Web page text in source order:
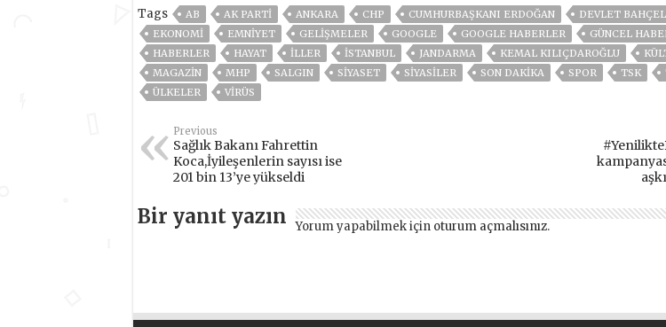
Tags AB AK PARTİ ANKARA CHP CUMHURBAŞKANI ERDOĞAN DEVLET
EKONOMİ
EMNİYET GELIŞMELER GOOGLE GOOGLE HABERLER GÜNCEL
HABERLER
HAYAT İLLER ISTANBUL JANDARMA KEMAL KILIÇDAROĞLU
MAGAZİN
MHP SALGIN SİYASET SİYASİLER SON DAKIKA SPOR TSK
ÜLKELER
VIRÜS
Previous
Sağlık Bakanı Fahrettin
Koca,İyileşenlerin sayısı ise
201 bin 13’ye yükseldi
Bir yanıt yazın Yorum yapabilmek için oturum açmalısınız.